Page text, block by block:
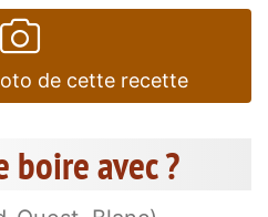
de cette recette
boire avec ?